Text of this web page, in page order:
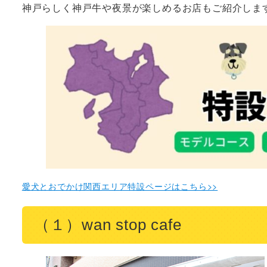
神戸らしく神戸牛や夜景が楽しめるお店もご紹介しま
愛犬とおでかけ関西エリア特設ページはこちら>>
（１）wan stop cafe